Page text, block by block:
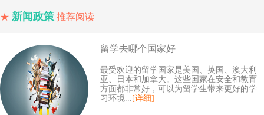
★ 新闻政策 推荐阅读
留学去哪个国家好
最受欢迎的留学国家是美国、英国、澳大利
亚、日本和加拿大。这些国家在安全和教育
方面都非常好，可以为留学生带来更好的学
习环境... [详细]